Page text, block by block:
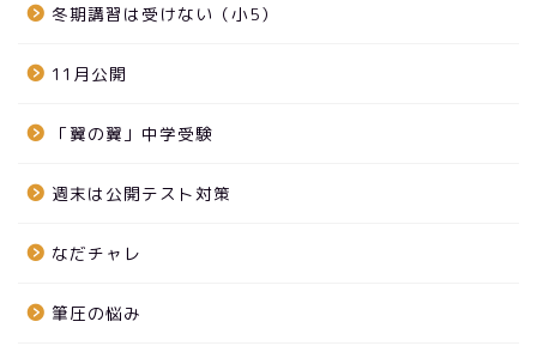
冬期講習は受けない（小5）
11月公開
「翼の翼」中学受験
週末は公開テスト対策
なだチャレ
筆圧の悩み